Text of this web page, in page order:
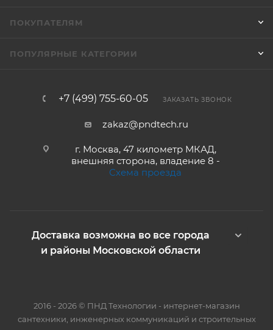
ПОКУПАТЕЛЯМ
ПОПУЛЯРНЫЕ КАТЕГОРИИ
+7 (499) 755-60-05 ЗАКАЗАТЬ ЗВОНОК
zakaz@pndtech.ru
г. Москва, 47 километр МКАД,
внешняя сторона, владение 8 -
Схема проезда
Доставка возможна во все города
и районы Московской области
2016 - 2026 © ПНД Технологии - интернет-магазин
сантехники, инженерных коммуникаций и строительных